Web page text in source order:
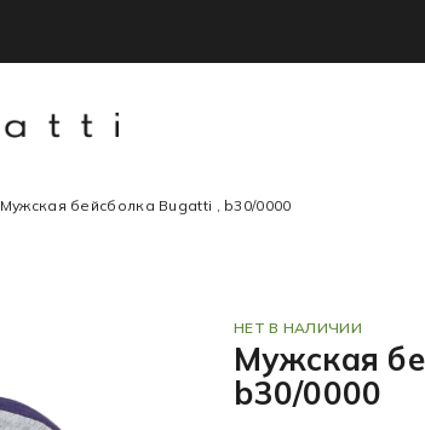
Мужская бейсболка Bugatti , b30/0000
НЕТ В НАЛИЧИИ
Мужская
b30/0000